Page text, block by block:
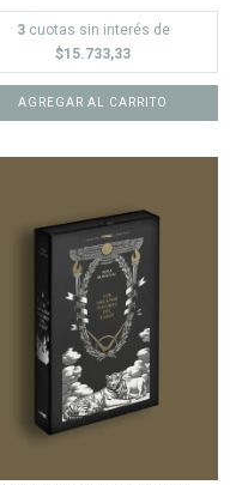
3 cuotas sin interés de
$15.733,33